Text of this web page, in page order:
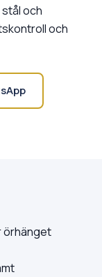
och
och
örhänget